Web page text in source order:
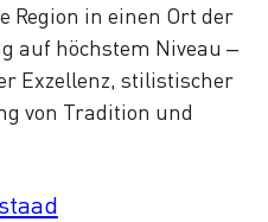
Region in einen Ort der
auf höchstem Niveau –
Exzellenz, stilistischer
von Tradition und